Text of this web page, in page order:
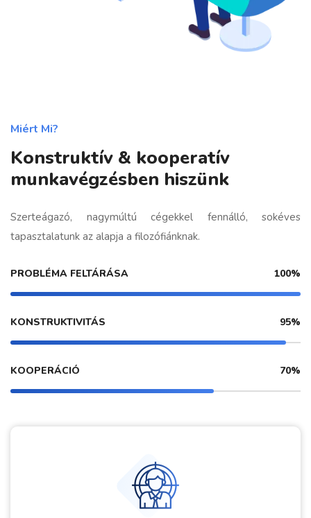
Miért Mi?
Konstruktív & kooperatív
munkavégzésben hiszünk
Szerteágazó, nagymúltú cégekkel fennálló, sokéves
tapasztalatunk az alapja a filozófiánknak.
PROBLÉMA FELTÁRÁSA 100%
KONSTRUKTIVITÁS 95%
KOOPERÁCIÓ 70%